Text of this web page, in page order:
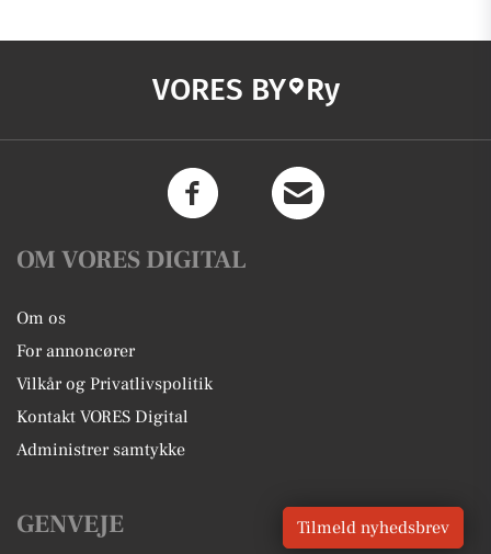
VORES BY Ry
OM VORES DIGITAL
Om os
For annoncører
Vilkår og Privatlivspolitik
Kontakt VORES Digital
Administrer samtykke
GENVEJE Tilmeld nyhedsbrev